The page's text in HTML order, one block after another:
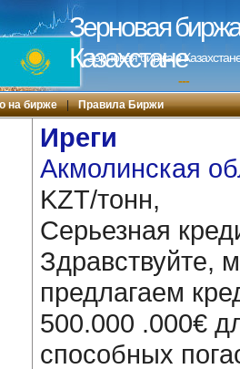
Зерновая
Казахстане
Зерновая биржа в
---
на бирже | Правила Биржи
Иреги
Акмолинская
KZT/тонн,
Серьезная
Здравствуйте,
предлагаем
500.000 .000€
способных